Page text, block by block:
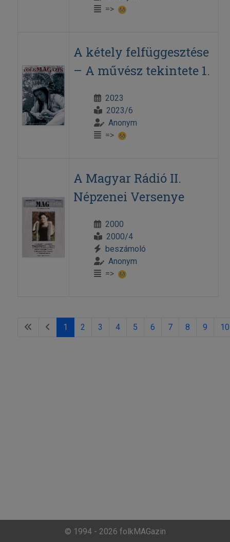
=>
A kétely felfüggesztése
– A művész tekintete 1.
2023
2023/6
Anonym
=>
A Magyar Rádió II.
Népzenei Versenye
2000
2000/4
beszámoló
Anonym
=>
1 2 3 4 5 6 7 8 9 10
© 1994 - 2026 folkMAGazin